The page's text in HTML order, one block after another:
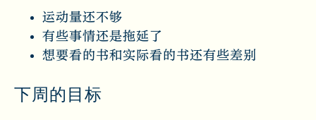
运动量还不够
有些事情还是拖延了
想要看的书和实际看的书还有些差别
下周的目标